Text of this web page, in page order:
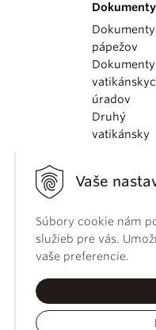
Vaše
Súbory cookie nám
služieb pre vás.
vaše preferencie.
Dokumenty
Dokumenty
pápežov
Dokumenty
úradov
Druhý
vatikánsky
KBS
práva
Katechizmus